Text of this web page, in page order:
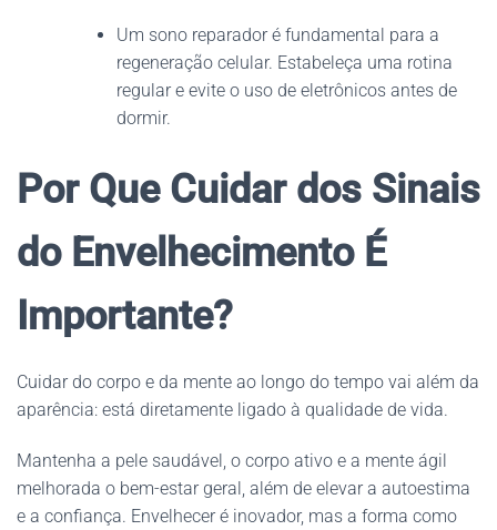
Um sono reparador é fundamental para a
regeneração celular. Estabeleça uma rotina
regular e evite o uso de eletrônicos antes de
dormir.
Por Que Cuidar dos Sinais
do Envelhecimento É
Importante?
Cuidar do corpo e da mente ao longo do tempo vai além da
aparência: está diretamente ligado à qualidade de vida.
Mantenha a pele saudável, o corpo ativo e a mente ágil
melhorada o bem-estar geral, além de elevar a autoestima
e a confiança. Envelhecer é inovador, mas a forma como